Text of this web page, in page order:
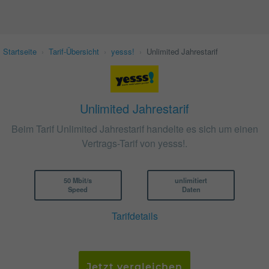
Startseite Tarif-Übersicht yesss! Unlimited Jahrestarif
Unlimited Jahrestarif
Beim Tarif Unlimited Jahrestarif handelte es sich um einen
Vertrags-Tarif von yesss!.
50 Mbit/s
Speed
unlimitiert
Daten
Tarifdetails